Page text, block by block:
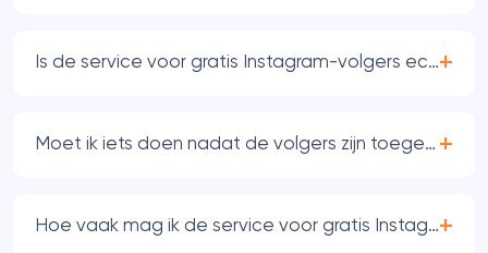
Is de service voor gratis Instagram-volgers echt
Moet ik iets doen nadat de volgers zijn
Hoe vaak mag ik de service voor gratis Instagram-